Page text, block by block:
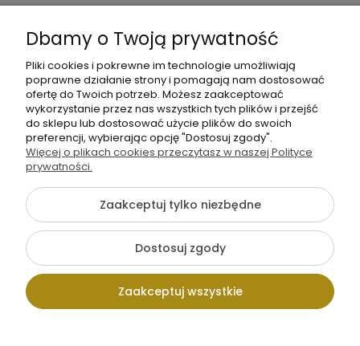
+48 605 141 363
{literal}
Pokaż pełną wersję strony
Sklep internetowy Shoper.pl
Dbamy o Twoją prywatność
Pliki cookies i pokrewne im technologie umożliwiają
poprawne działanie strony i pomagają nam dostosować
ofertę do Twoich potrzeb. Możesz zaakceptować
wykorzystanie przez nas wszystkich tych plików i przejść
do sklepu lub dostosować użycie plików do swoich
preferencji, wybierając opcję "Dostosuj zgody".
Więcej o plikach cookies przeczytasz w naszej Polityce
prywatności.
Zaakceptuj tylko niezbędne
Dostosuj zgody
Zaakceptuj wszystkie